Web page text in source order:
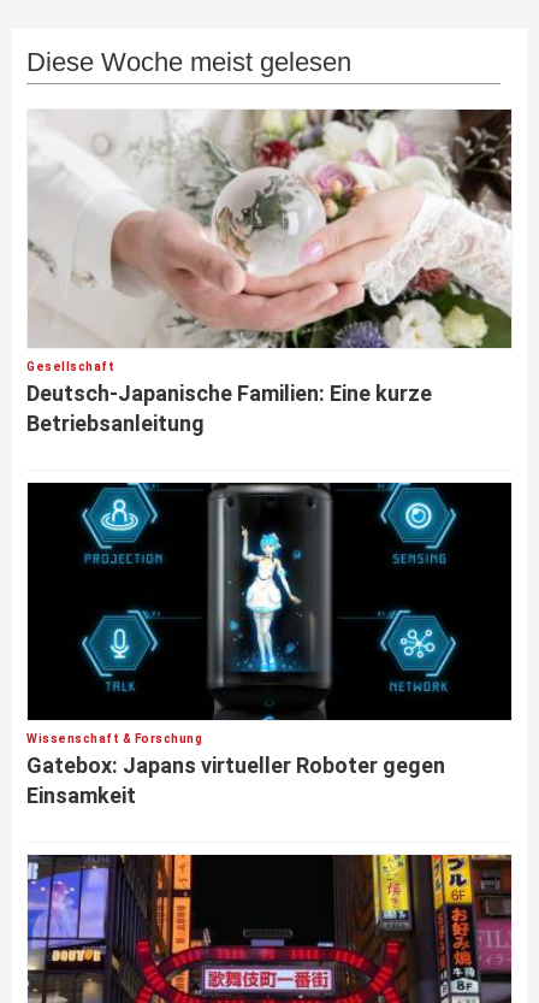
Diese Woche meist gelesen
Gesellschaft
Deutsch-Japanische Familien: Eine kurze
Betriebsanleitung
Wissenschaft & Forschung
Gatebox: Japans virtueller Roboter gegen
Einsamkeit